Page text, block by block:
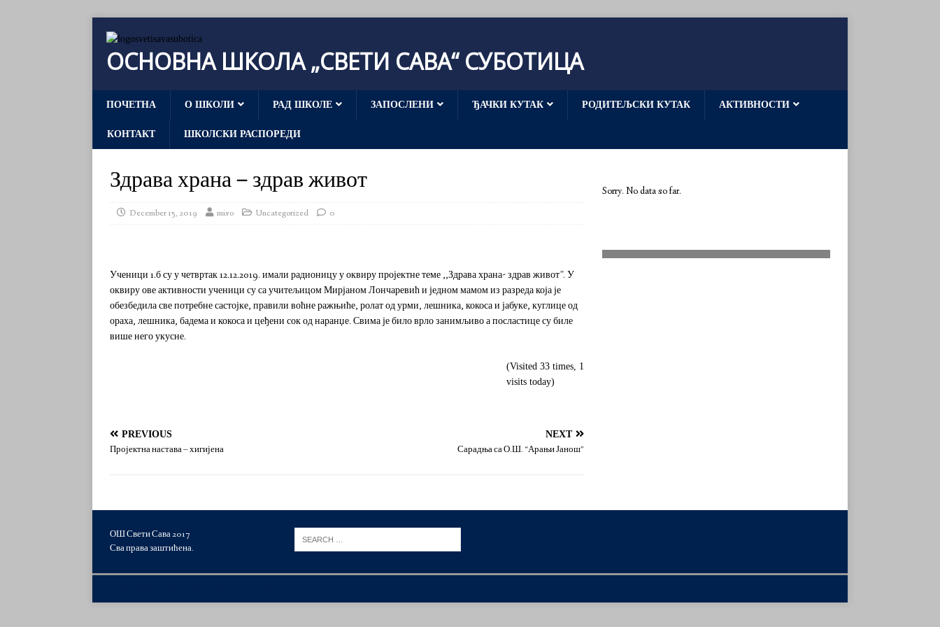
ОСНОВНА ШКОЛА „СВЕТИ САВА“ СУБОТИЦА
ПОЧЕТНА О ШКОЛИ РАД ШКОЛЕ ЗАПОСЛЕНИ ЂАЧКИ КУТАК РОДИТЕЉСКИ КУТАК АКТИВНОСТИ
КОНТАКТ ШКОЛСКИ РАСПОРЕДИ
Здрава храна – здрав живот
December 15, 2019 miso Uncategorized 0
Ученици 1.б су у четвртак 12.12.2019. имали радионицу у оквиру пројектне теме ,,Здрава храна- здрав живот”. У
оквиру ове активности ученици су са учитељицом Мирјаном Лончаревић и једном мамом из разреда која је
обезбедила све потребне састојке, правили воћне ражњиће, ролат од урми, лешника, кокоса и јабуке, куглице од
ораха, лешника, бадема и кокоса и цеђени сок од наранџе. Свима је било врло занимљиво а посластице су биле
више него укусне.
(Visited 33 times, 1
visits today)
PREVIOUS
Пројектна настава – хигијена
NEXT
Сарадња са О.Ш. “Арањи Јанош”
Sorry. No data so far.
ОШ Свети Сава 2017
Сва права заштићена.